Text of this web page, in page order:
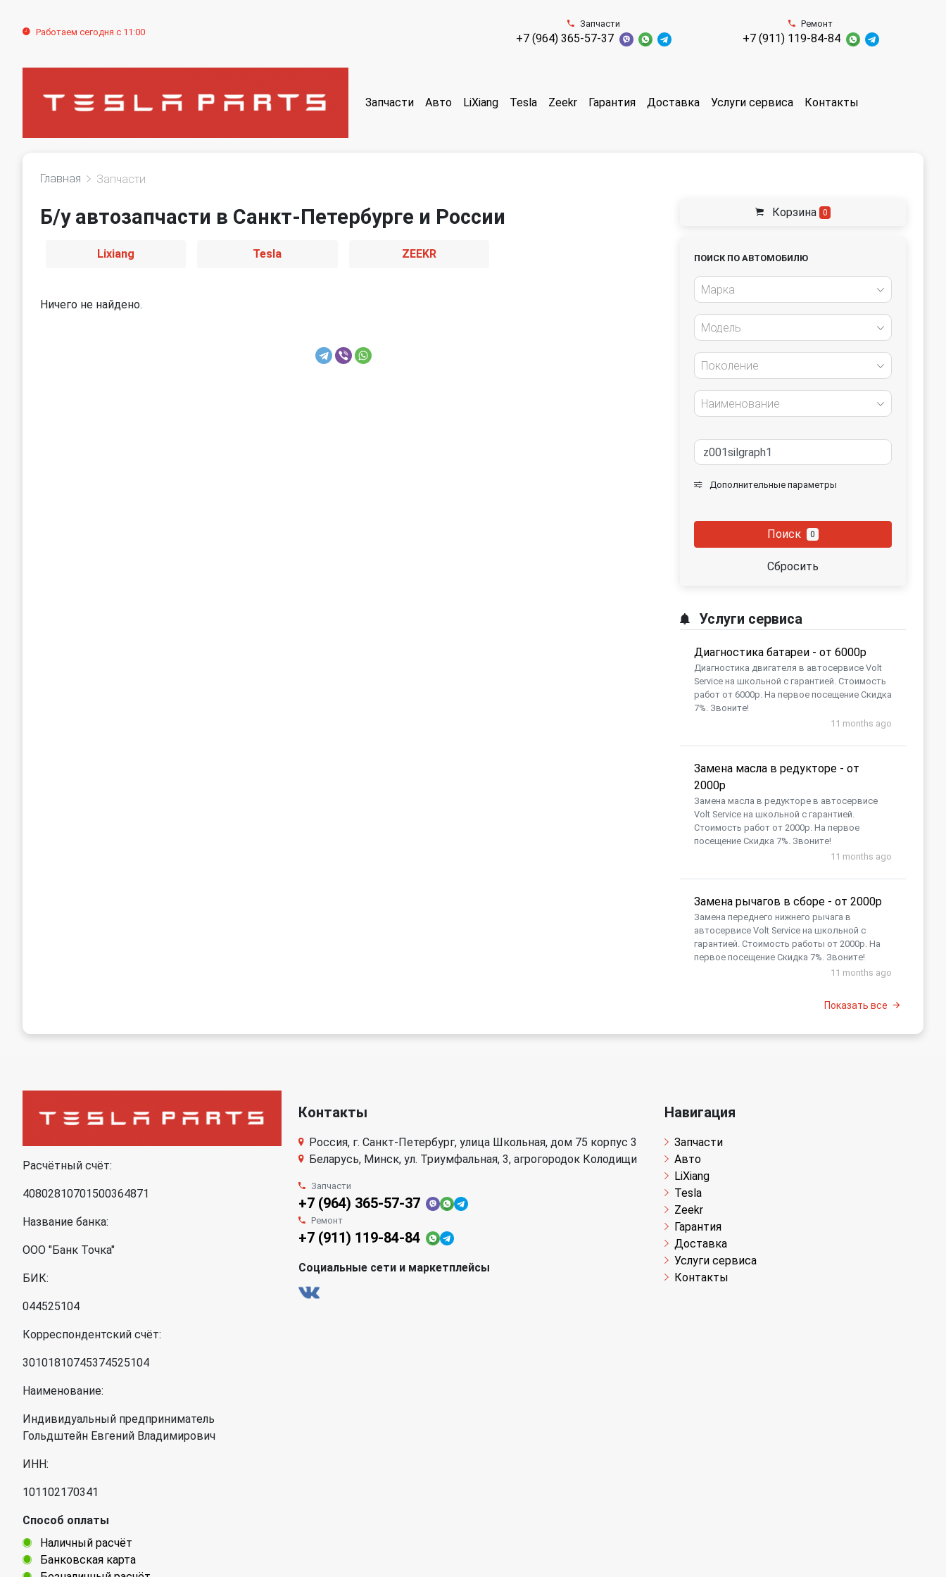
Работаем сегодня с 11:00
Запчасти
+7 (964) 365-57-37
Ремонт
+7 (911) 119-84-84
Запчасти Авто LiXiang Tesla Zeekr Гарантия Доставка Услуги сервиса Контакты
Главная Запчасти
Б/у автозапчасти в Санкт-Петербурге и России
Lixiang Tesla ZEEKR
Ничего не найдено.
Корзина 0
ПОИСК ПО АВТОМОБИЛЮ
Марка
Модель
Поколение
Наименование
Дополнительные параметры
Поиск 0
Сбросить
Услуги сервиса
Диагностика батареи - от 6000р
Диагностика двигателя в автосервисе Volt
Service на школьной с гарантией. Стоимость
работ от 6000р. На первое посещение Скидка
7%. Звоните!
11 months ago
Замена масла в редукторе - от
2000р
Замена масла в редукторе в автосервисе
Volt Service на школьной с гарантией.
Стоимость работ от 2000р. На первое
посещение Скидка 7%. Звоните!
11 months ago
Замена рычагов в сборе - от 2000р
Замена переднего нижнего рычага в
автосервисе Volt Service на школьной с
гарантией. Стоимость работы от 2000р. На
первое посещение Скидка 7%. Звоните!
11 months ago
Показать все
Расчётный счёт:
40802810701500364871
Название банка:
ООО "Банк Точка"
БИК:
044525104
Корреспондентский счёт:
30101810745374525104
Наименование:
Индивидуальный предприниматель
Гольдштейн Евгений Владимирович
ИНН:
101102170341
Способ оплаты
Наличный расчёт
Банковская карта
Контакты
Россия, г. Санкт-Петербург, улица Школьная, дом 75 корпус 3
Беларусь, Минск, ул. Триумфальная, 3, агрогородок Колодищи
Запчасти
+7 (964) 365-57-37
Ремонт
+7 (911) 119-84-84
Социальные сети и маркетплейсы
Навигация
Запчасти
Авто
LiXiang
Tesla
Zeekr
Гарантия
Доставка
Услуги сервиса
Контакты